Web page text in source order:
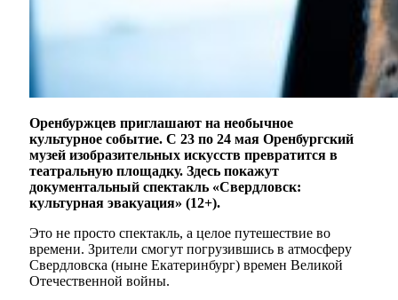
Оренбуржцев приглашают на необычное
культурное событие. С 23 по 24 мая Оренбургский
музей изобразительных искусств превратится в
театральную площадку. Здесь покажут
документальный спектакль «Свердловск:
культурная эвакуация» (12+).
Это не просто спектакль, а целое путешествие во
времени. Зрители смогут погрузившись в атмосферу
Свердловска (ныне Екатеринбург) времен Великой
Отечественной войны.